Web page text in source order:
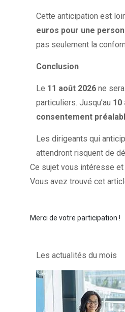
Cette anticipation est
euros pour une
pas seulement la
Conclusion
Le 11 août 2026 ne
particuliers. Jusqu’au 10
consentement
Les dirigeants qui
attendront risquent de
Ce sujet vous intéresse
Vous avez trouvé cet
Merci de votre participation !
Les actualités du mois